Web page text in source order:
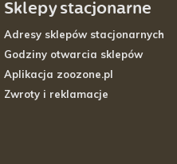
Sklepy stacjonarne
Adresy sklepów stacjonarnych
Godziny otwarcia sklepów
Aplikacja zoozone.pl
Zwroty i reklamacje